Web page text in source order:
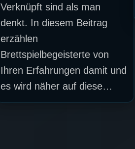
Verknüpft sind als man
denkt. In diesem Beitrag
erzählen
Brettspielbegeisterte von
Ihren Erfahrungen damit und
es wird näher auf diese…